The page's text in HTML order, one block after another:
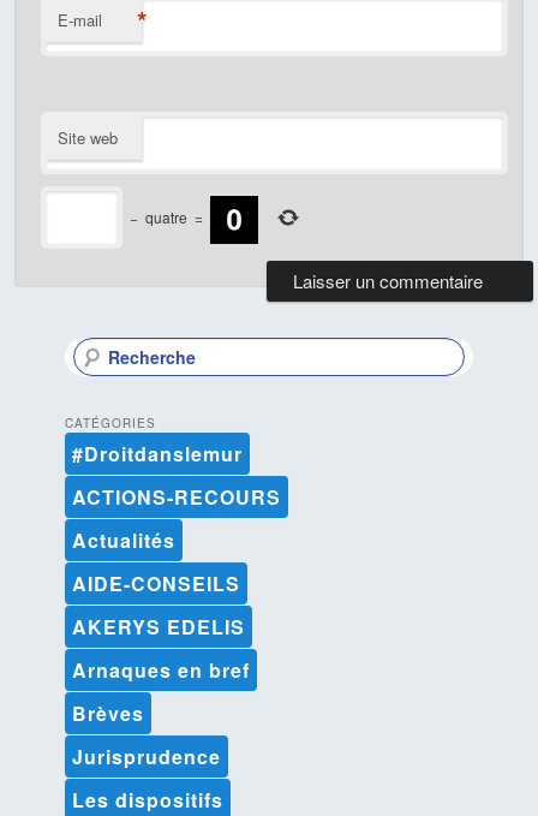
E-mail *
Site web
− quatre =
R
e
h
e
c
h
CATÉGORIES
#Droitdanslemur
ACTIONS-RECOURS
Actualités
AIDE-CONSEILS
AKERYS EDELIS
Arnaques en bref
Brèves
Jurisprudence
Les dispositifs